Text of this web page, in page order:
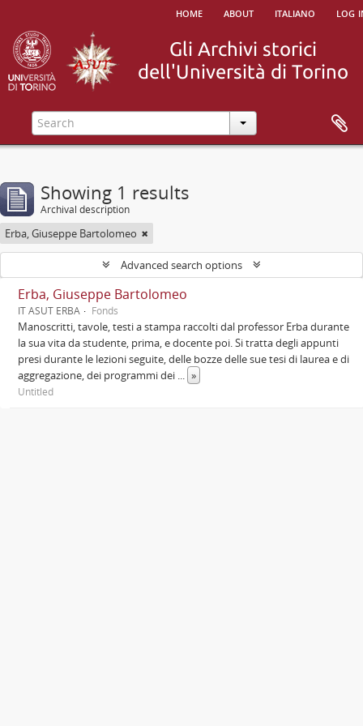
home about italiano log
Showing 1 results
Archival description
Erba, Giuseppe Bartolomeo
Advanced search options
Erba, Giuseppe Bartolomeo
IT ASUT ERBA Fonds
Manoscritti, tavole, testi a stampa raccolti dal professor Erba durante
la sua vita da studente, prima, e docente poi. Si tratta degli appunti
presi durante le lezioni seguite, delle bozze delle sue tesi di laurea e di
aggregazione, dei programmi dei ... »
Untitled